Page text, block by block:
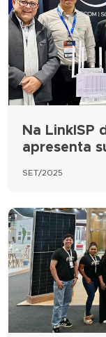
Na LinkISP
apresenta
SET/2025